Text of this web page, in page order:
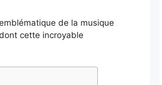
de la musique
cette incroyable